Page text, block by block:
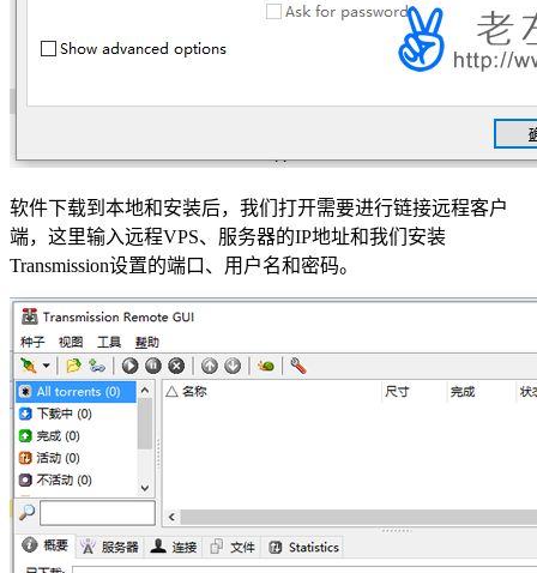
软件下载到本地和安装后，我们打开需要进行链接远程客户
端，这里输入远程VPS、服务器的IP地址和我们安装
Transmission设置的端口、用户名和密码。